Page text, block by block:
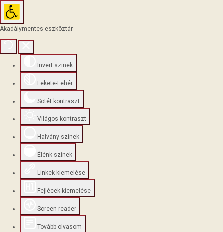
Akadálymentes eszköztár
Invert szinek
Fekete-Fehér
Sötét kontraszt
Világos kontraszt
Halvány színek
Élénk színek
Linkek kiemelése
Fejlécek kiemelése
Screen reader
Tovább olvasom